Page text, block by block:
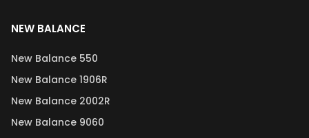
NEW BALANCE
New Balance 550
New Balance 1906R
New Balance 2002R
New Balance 9060